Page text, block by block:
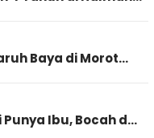
Baya di Morot…
Ibu, Bocah d…